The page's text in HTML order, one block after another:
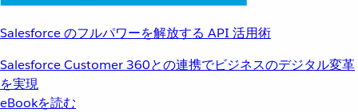
Salesforce のフルパワーを解放する API 活用術
Salesforce Customer 360との連携でビジネスのデジタル変革
を実現
eBookを読む